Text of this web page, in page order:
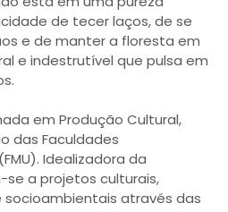
de tecer laços, de se
e de manter a floresta em
e indestrutível que pulsa em
em Produção Cultural,
das Faculdades
Idealizadora da
se a projetos culturais,
através das